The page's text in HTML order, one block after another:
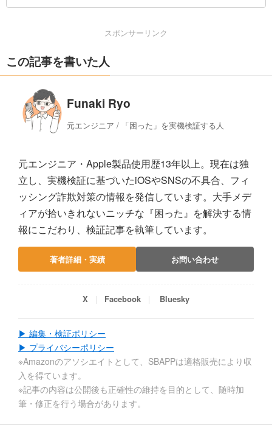
スポンサーリンク
この記事を書いた人
Funaki Ryo
元エンジニア / 「困った」を実機検証する人
元エンジニア・Apple製品使用歴13年以上。現在は独
立し、実機検証に基づいたiOSやSNSの不具合、フィ
ッシング詐欺対策の情報を発信しています。大手メデ
ィアが拾いきれないニッチな『困った』を解決する情
報にこだわり、検証記事を執筆しています。
著者詳細・実績 お問い合わせ
X Facebook Bluesky
▶ 編集・検証ポリシー
▶ プライバシーポリシー
※Amazonのアソシエイトとして、SBAPPは適格販売により収
入を得ています。
※記事の内容は公開後も正確性の維持を目的として、随時加
筆・修正を行う場合があります。